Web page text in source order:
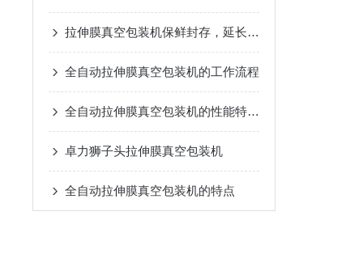
拉伸膜真空包装机保鲜封存，延长食品保质期
全自动拉伸膜真空包装机的工作流程
全自动拉伸膜真空包装机的性能特点介绍
卓力狮子头拉伸膜真空包装机
全自动拉伸膜真空包装机的特点